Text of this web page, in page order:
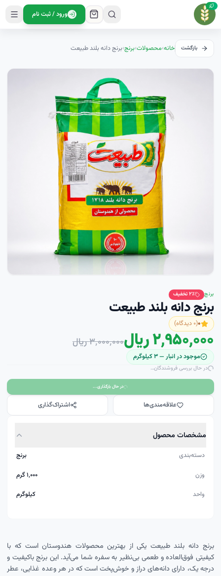
ورود / ثبت نام
بازگشت خانه›محصولات›برنج›برنج دانه بلند طبیعت
برنج ۲٪ تخفیف
برنج دانه بلند طبیعت
۰(۰ دیدگاه)
۲٬۹۵۰٬۰۰۰ ریال ۳٬۰۰۰٬۰۰۰ ریال
موجود در انبار —۳کيلوگرم
در حال بررسی فروشندگان…
در حال بارگذاری...
علاقه‌مندی‌ها اشتراک‌گذاری
مشخصات محصول
دسته‌بندی
برنج
وزن
۱٬۰۰۰ گرم
واحد
کيلوگرم
برنج دانه بلند طبیعت یکی از بهترین محصولات هندوستان است که با
کیفیتی فوق‌العاده و طعمی بی‌نظیر به سفره شما می‌آید. این برنج باکیفیت و
درجه یک، دارای دانه‌های دراز و خوش‌پخت است که در هر وعده غذایی، عطر